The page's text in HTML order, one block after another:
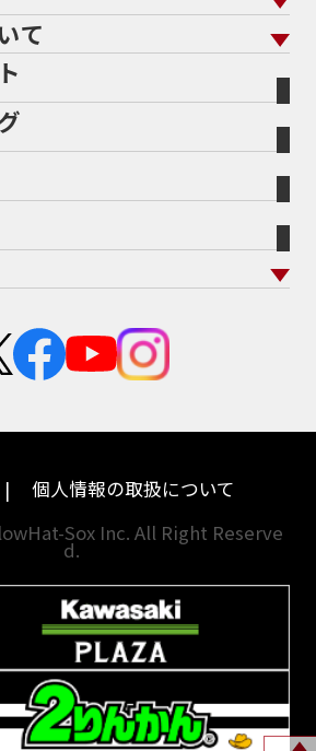
899 Panigale8月8月11日
たい
110ADVADV150
APEAPE 100 DXAPEX
BANDIT
BANDIT 1250S
BANDIT1250SBBQ
BEETマフラー
BMW
Mパッケージ
BMWS1000R
BMW S1000RR
ニアBM‘Sマフラー
BOLT C-Spec
ABS BOLT R-Spec
ツ
バイク買取強化車両
・
ン
トライアンフ
アプリリア
KTM
モトグッツイ
MVアグスタ
他海外ﾒｰｶｰ
プロテクションフィルム
（現在未加入の方）
（他社でご加入の方）
兵庫
福岡
長崎
熊本
て
ップ
理由
加盟店
ト
個人情報の取扱について
Sox Inc. All Right Reserve
d.